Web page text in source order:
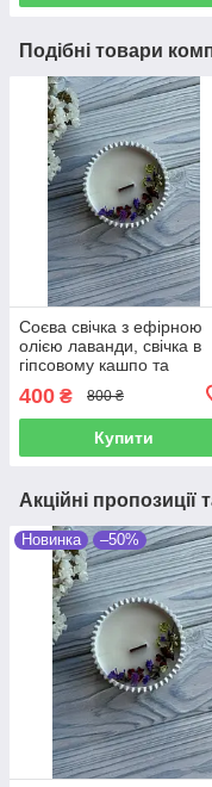
Подібні товари
Соєва свічка з ефірною
олією лаванди, свічка в
гіпсовому кашпо та
крафтова соєва свічка
кришки
400 ₴ 800 ₴
Купити
Акційні пропозиції
Новинка –50%